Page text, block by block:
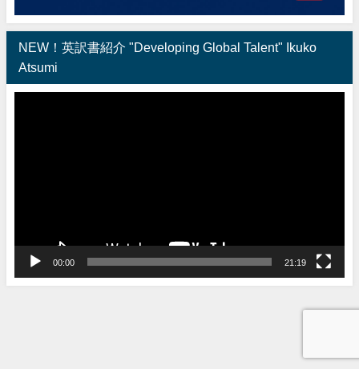
NEW！英訳書紹介 "Developing Global Talent" Ikuko
Atsumi
00:00 21:19